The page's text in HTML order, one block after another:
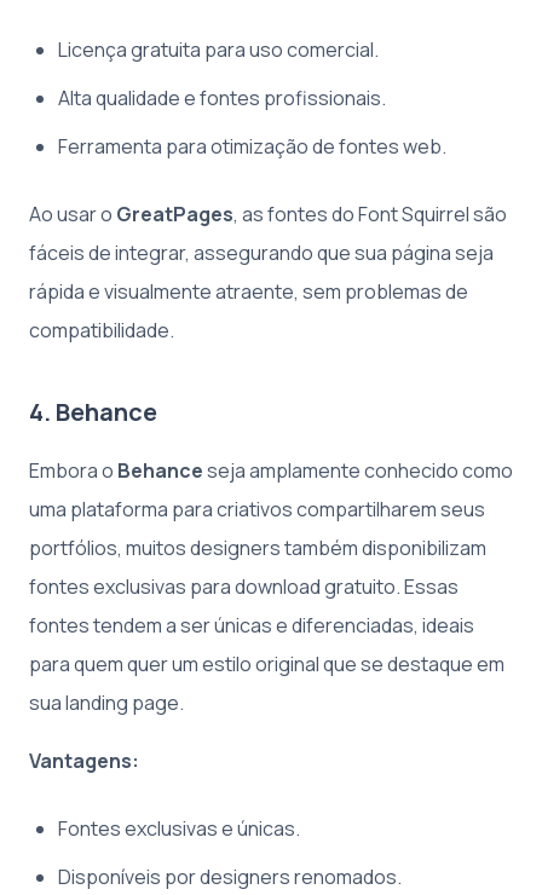
Licença gratuita para uso comercial.
Alta qualidade e fontes profissionais.
Ferramenta para otimização de fontes web.
Ao usar o GreatPages, as fontes do Font Squirrel são
fáceis de integrar, assegurando que sua página seja
rápida e visualmente atraente, sem problemas de
compatibilidade.
4. Behance
Embora o Behanceseja amplamente conhecido como
uma plataforma para criativos compartilharem seus
portfólios, muitos designers também disponibilizam
fontes exclusivas para download gratuito. Essas
fontes tendem a ser únicas e diferenciadas, ideais
para quem quer um estilo original que se destaque em
sua landing page.
Vantagens:
Fontes exclusivas e únicas.
Disponíveis por designers renomados.